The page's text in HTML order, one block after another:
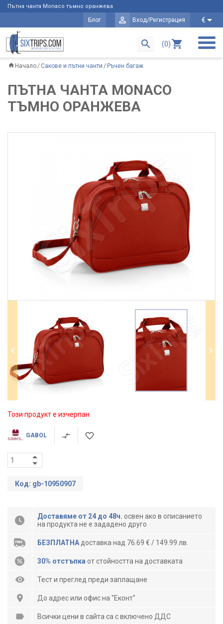
Пътна чанта Monaco тъмно оранжева
Блог Вход/Регистрация €
(0)
Начало Сакове и пътни чанти Ръчен багаж
ПЪТНА ЧАНТА MONACO
ТЪМНО ОРАНЖЕВА
Този продукт е изчерпан
GABOL
Код: gb-10950907
Доставяме от 24 до 48ч. освен ако в описанието
на продукта не е зададено друго
БЕЗПЛАТНА доставка над 76.69 € / 149.99 лв.
30% отстъпка от стойността на доставката
Тест и преглед преди заплащане
До адрес или офис на "Еконт"
Всички цени в сайта са с включено ДДС